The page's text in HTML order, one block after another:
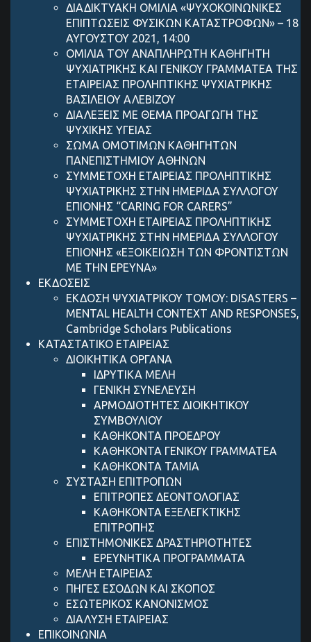
ΔΙΑΔΙΚΤΥΑΚΗ ΟΜΙΛΙΑ «ΨΥΧΟΚΟΙΝΩΝΙΚΕΣ
ΕΠΙΠΤΩΣΕΙΣ ΦΥΣΙΚΩΝ ΚΑΤΑΣΤΡΟΦΩΝ» – 18
ΑΥΓΟΥΣΤΟΥ 2021, 14:00
ΟΜΙΛΙΑ ΤΟΥ ΑΝΑΠΛΗΡΩΤΗ ΚΑΘΗΓΗΤΗ
ΨΥΧΙΑΤΡΙΚΗΣ ΚΑΙ ΓΕΝΙΚΟΥ ΓΡΑΜΜΑΤΕΑ ΤΗΣ
ΕΤΑΙΡΕΙΑΣ ΠΡΟΛΗΠΤΙΚΗΣ ΨΥΧΙΑΤΡΙΚΗΣ
ΒΑΣΙΛΕΙΟΥ ΑΛΕΒΙΖΟΥ
ΔΙΑΛΕΞΕΙΣ ΜΕ ΘΕΜΑ ΠΡΟΑΓΩΓΗ ΤΗΣ
ΨΥΧΙΚΗΣ ΥΓΕΙΑΣ
ΣΩΜΑ ΟΜΟΤΙΜΩΝ ΚΑΘΗΓΗΤΩΝ
ΠΑΝΕΠΙΣΤΗΜΙΟΥ ΑΘΗΝΩΝ
ΣΥΜΜΕΤΟΧΗ ΕΤΑΙΡΕΙΑΣ ΠΡΟΛΗΠΤΙΚΗΣ
ΨΥΧΙΑΤΡΙΚΗΣ ΣΤΗΝ ΗΜΕΡΙΔΑ ΣΥΛΛΟΓΟΥ
ΕΠΙΟΝΗΣ “CARING FOR CARERS”
ΣΥΜΜΕΤΟΧΗ ΕΤΑΙΡΕΙΑΣ ΠΡΟΛΗΠΤΙΚΗΣ
ΨΥΧΙΑΤΡΙΚΗΣ ΣΤΗΝ ΗΜΕΡΙΔΑ ΣΥΛΛΟΓΟΥ
ΕΠΙΟΝΗΣ «ΕΞΟΙΚΕΙΩΣΗ ΤΩΝ ΦΡΟΝΤΙΣΤΩΝ
ΜΕ ΤΗΝ ΕΡΕΥΝΑ»
ΕΚΔΟΣΕΙΣ
ΕΚΔΟΣΗ ΨΥΧΙΑΤΡΙΚΟΥ ΤΟΜΟΥ: DISASTERS –
MENTAL HEALTH CONTEXT AND RESPONSES,
Cambridge Scholars Publications
ΚΑΤΑΣΤΑΤΙΚΟ ΕΤΑΙΡΕΙΑΣ
ΔΙΟΙΚΗΤΙΚΑ ΟΡΓΑΝΑ
ΙΔΡΥΤΙΚΑ ΜΕΛΗ
ΓΕΝΙΚΗ ΣΥΝΕΛΕΥΣΗ
ΑΡΜΟΔΙΟΤΗΤΕΣ ΔΙΟΙΚΗΤΙΚΟΥ
ΣΥΜΒΟΥΛΙΟΥ
ΚΑΘΗΚΟΝΤΑ ΠΡΟΕΔΡΟΥ
ΚΑΘΗΚΟΝΤΑ ΓΕΝΙΚΟΥ ΓΡΑΜΜΑΤΕΑ
ΚΑΘΗΚΟΝΤΑ ΤΑΜΙΑ
ΣΥΣΤΑΣΗ ΕΠΙΤΡΟΠΩΝ
ΕΠΙΤΡΟΠΕΣ ΔΕΟΝΤΟΛΟΓΙΑΣ
ΚΑΘΗΚΟΝΤΑ ΕΞΕΛΕΓΚΤΙΚΗΣ
ΕΠΙΤΡΟΠΗΣ
ΕΠΙΣΤΗΜΟΝΙΚΕΣ ΔΡΑΣΤΗΡΙΟΤΗΤΕΣ
ΕΡΕΥΝΗΤΙΚΑ ΠΡΟΓΡΑΜΜΑΤΑ
ΜΕΛΗ ΕΤΑΙΡΕΙΑΣ
ΠΗΓΕΣ ΕΣΟΔΩΝ ΚΑΙ ΣΚΟΠΟΣ
ΕΣΩΤΕΡΙΚΟΣ ΚΑΝΟΝΙΣΜΟΣ
ΔΙΑΛΥΣΗ ΕΤΑΙΡΕΙΑΣ
ΕΠΙΚΟΙΝΩΝΙΑ